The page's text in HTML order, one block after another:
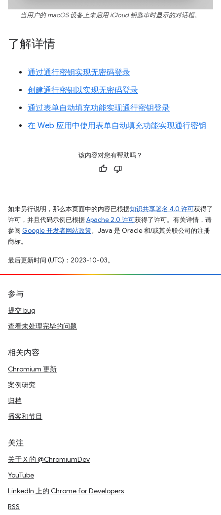
当用户的 macOS 设备上未启用 iCloud 钥匙串时显示的对话框。
了解详情
通过通行密钥实现无密码登录
创建通行密钥以实现无密码登录
通过表单自动填充功能实现通行密钥登录
在 Web 应用中使用表单自动填充功能实现通行密钥
该内容对您有帮助吗？
如未另行说明，那么本页面中的内容已根据知识共享署名 4.0 许可获得了
许可，并且代码示例已根据Apache 2.0 许可获得了许可。有关详情，请
参阅 Google 开发者网站政策。Java 是 Oracle 和/或其关联公司的注册
商标。
最后更新时间 (UTC)：2023-10-03。
参与
提交 bug
查看未处理完毕的问题
相关内容
Chromium 更新
案例研究
归档
播客和节目
关注
关于 X 的 @ChromiumDev
YouTube
LinkedIn 上的 Chrome for Developers
RSS